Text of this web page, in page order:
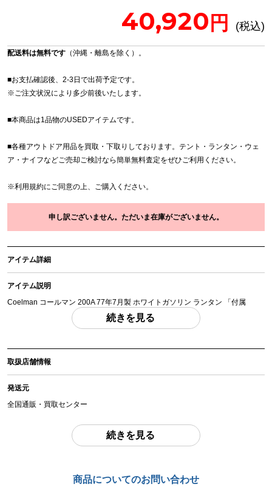
40,920
配送料は無料です （沖縄・離島を除く）。
■お支払確認後、2-3日で出荷予定です。
※ご注文状況により多少前後いたします。
■本商品は1品物のUSEDアイテムです。
■各種アウトドア用品を買取・下取りしております。テント・ランタン・ウェ
ア・ナイフなどご売却ご検討なら簡単無料査定をぜひご利用ください。
※利用規約にご同意の上、ご購入ください。
申し訳ございません。ただいま在庫がございません。
アイテム詳細
アイテム説明
Coelman コールマン 200A 77年7月製 ホワイトガソリン ランタン 「付属
品」・・・ 写真のものがすべてになります。
(撮影、運搬備品は除く)
アイテム状態
中古：C（使用感あり/キズ、ヨゴレあり）
ホワイトガソリンは抜ける範囲で抜いております。若干の抜ききれない分が入
っている場合がございます。 漏れなどの確認は行っておりません。適宜ボルト
使用前は一度着火確認を行ってください。
外観上擦れ、お汚れ、焦げ跡等ございます。また、コールマンのロゴシール一
続きを見る
取扱店舗情報
発送元
全国通販・買取センター
東京都江戸川区中葛西6-10-15 2F
続きを見る
商品についてのお問い合わせ